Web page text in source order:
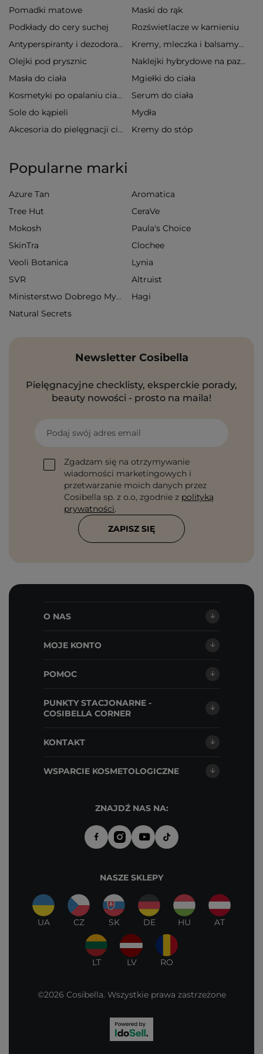
Pomadki matowe
Maski do rąk
Podkłady do cery suchej
Rozświetlacze w kamieniu
Antyperspiranty i dezodoranty Kremy, mleczka i balsamy do ciała
Olejki pod prysznic Naklejki hybrydowe na paznokcie
Masła do ciała Mgiełki do ciała
Kosmetyki po opalaniu ciała
Serum do ciała
Sole do kąpieli
Mydła
Akcesoria do pielęgnacji ciała Kremy do stóp
Popularne marki
Azure Tan
Aromatica
Tree Hut
CeraVe
Mokosh
Paula's Choice
SkinTra
Clochee
Veoli Botanica
Lynia
SVR
Altruist
Ministerstwo Dobrego Mydła
Hagi
Natural Secrets
Newsletter Cosibella
Pielęgnacyjne checklisty, eksperckie porady,
beauty nowości - prosto na maila!
Podaj swój adres email
Zgadzam się na otrzymywanie
wiadomości marketingowych i
przetwarzanie moich danych przez
Cosibella sp. z o.o, zgodnie z polityką
prywatności.
ZAPISZ SIĘ
O NAS
MOJE KONTO
POMOC
PUNKTY STACJONARNE -
COSIBELLA CORNER
KONTAKT
WSPARCIE KOSMETOLOGICZNE
ZNAJDŹ NAS NA:
NASZE SKLEPY
UA CZ SK DE HU AT
LT LV RO
©2026 Cosibella. Wszystkie prawa zastrzeżone